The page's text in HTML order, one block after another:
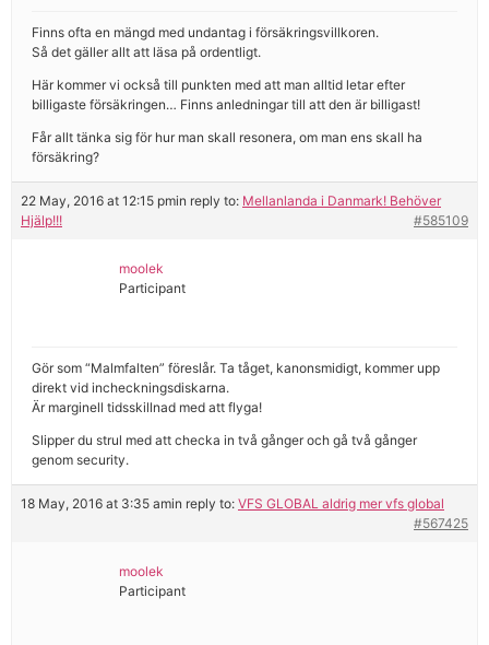
Finns ofta en mängd med undantag i försäkringsvillkoren.
Så det gäller allt att läsa på ordentligt.
Här kommer vi också till punkten med att man alltid letar efter
billigaste försäkringen… Finns anledningar till att den är billigast!
Får allt tänka sig för hur man skall resonera, om man ens skall ha
försäkring?
22 May, 2016 at 12:15 pmin reply to: Mellanlanda i Danmark! Behöver
Hjälp!!!
#585109
moolek
Participant
Gör som “Malmfalten” föreslår. Ta tåget, kanonsmidigt, kommer upp
direkt vid incheckningsdiskarna.
Är marginell tidsskillnad med att flyga!
Slipper du strul med att checka in två gånger och gå två gånger
genom security.
18 May, 2016 at 3:35 amin reply to: VFS GLOBAL aldrig mer vfs global
#567425
moolek
Participant